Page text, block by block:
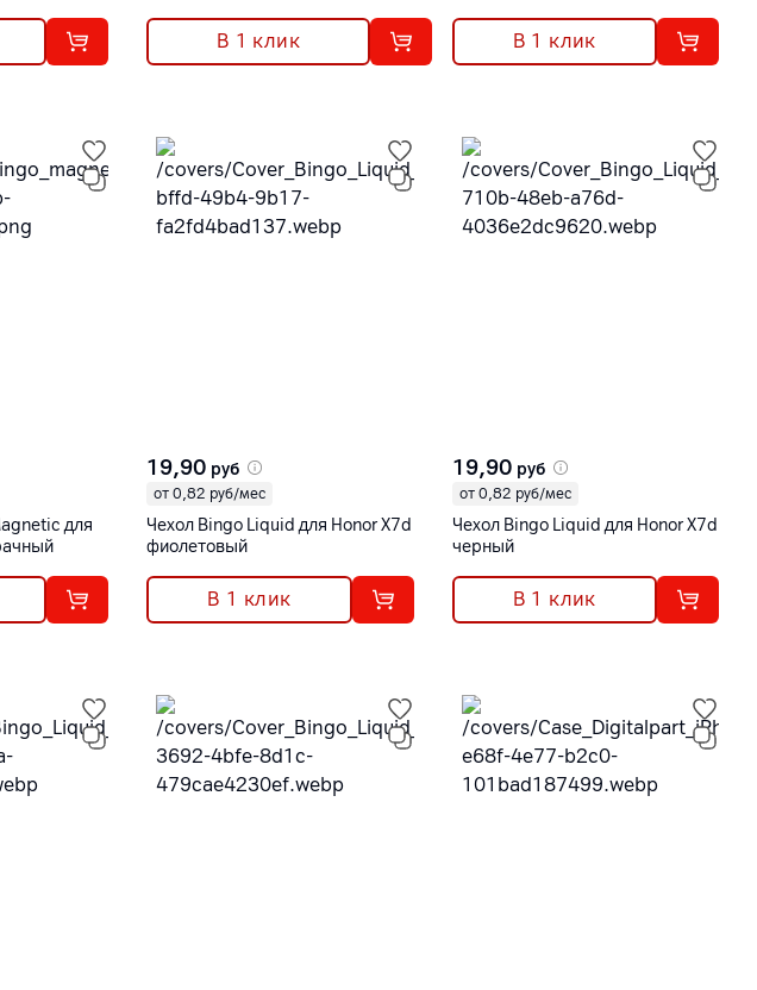
В 1 клик В 1 клик
для
19,90 руб
от 0,82 руб/мес
Чехол Bingo Liquid для Honor X7d
фиолетовый
В 1 клик
19,90 руб
от 0,82 руб/мес
Чехол Bingo Liquid для Honor X7d
черный
В 1 клик